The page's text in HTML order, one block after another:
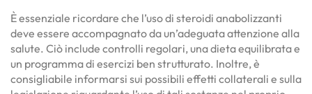
È essenziale ricordare che l’uso di steroidi anabolizzanti
deve essere accompagnato da un’adeguata attenzione alla
salute. Ciò include controlli regolari, una dieta equilibrata e
un programma di esercizi ben strutturato. Inoltre, è
consigliabile informarsi sui possibili effetti collaterali e sulla